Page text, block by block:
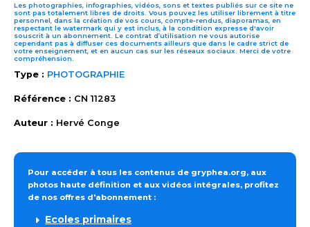
Les photographies, infographies, vidéos, sons et textes publiés sur ce site ne
sont pas totalement libres de droits. Vous pouvez les utiliser librement à titre
personnel, dans la création de vos cours, compte-rendus, diaporamas, en
respectant le watermark qui y est inclus, à la condition expresse d'avoir
souscrit à un abonnement. Le contrat d’utilisation ne vous autorise
cependant pas à diffuser ces documents ailleurs que dans le cadre strict de
votre enseignement, et en aucun cas sur les réseaux sociaux. Merci de votre
compréhension.
Type : PHOTOGRAPHIE
Référence : CN 11283
Auteur : Hervé Conge
Pour accéder à tous les contenus de gryphea.org, aux
photos haute définition et aux vidéos intégrales, profitez
de nos offres d'abonnement :
Ecoles primaires